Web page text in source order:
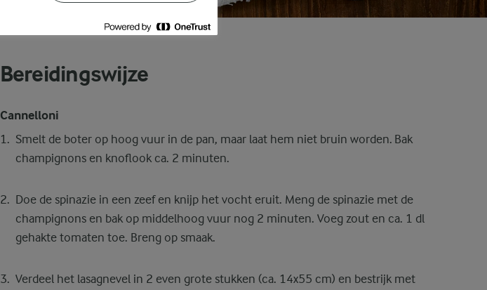
Bereidingswijze
Cannelloni
Smelt de boter op hoog vuur in de pan, maar laat hem niet bruin worden. Bak
champignons en knoflook ca. 2 minuten.
Doe de spinazie in een zeef en knijp het vocht eruit. Meng de spinazie met de
champignons en bak op middelhoog vuur nog 2 minuten. Voeg zout en ca. 1 dl
gehakte tomaten toe. Breng op smaak.
Verdeel het lasagnevel in 2 even grote stukken (ca. 14x55 cm) en bestrijk met